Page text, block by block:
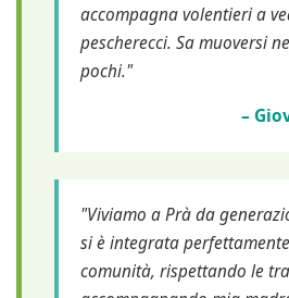
accompagna volentieri a
pescherecci. Sa muoversi
pochi."
–
"Viviamo a Prà da
si è integrata
comunità, rispettando le